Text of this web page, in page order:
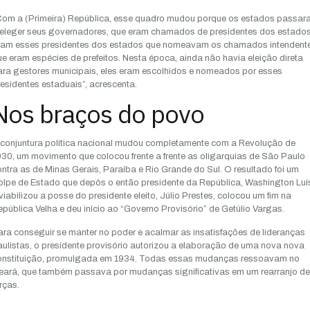
a (Primeira) República, esse quadro mudou porque os estados
seus governadores, que eram chamados de presidentes dos
esses presidentes dos estados que nomeavam os chamados
eram espécies de prefeitos. Nesta época, ainda não havia eleição direta
gestores municipais, eles eram escolhidos e nomeados por esses
estaduais”, acrescenta.
braços do povo
política nacional mudou completamente com a Revolução de
um movimento que colocou frente a frente as oligarquias de São Paulo
as de Minas Gerais, Paraíba e Rio Grande do Sul. O resultado foi um
de Estado que depôs o então presidente da República, Washington
a posse do presidente eleito, Júlio Prestes, colocou um fim na
Velha e deu início ao “Governo Provisório” de Getúlio Vargas.
conseguir se manter no poder e acalmar as insatisfações de lideranças
o presidente provisório autorizou a elaboração de uma nova nova
promulgada em 1934. Todas essas mudanças ressoavam no
que também passava por mudanças significativas em um rearranjo de